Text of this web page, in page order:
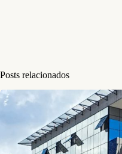
Posts relacionados